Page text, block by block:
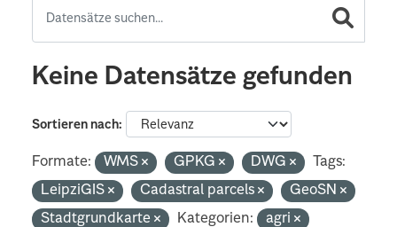
Keine Datensätze gefunden
Sortieren nach
Formate: WMS GPKG DWG
Tags:
LeipziGIS
Cadastral parcels
GeoSN
Stadtgrundkarte
Kategorien: agri